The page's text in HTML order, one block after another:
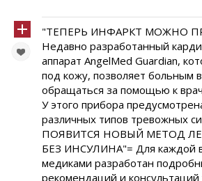
"ТЕПЕРЬ ИНФАРКТ МОЖНО
Недавно разработанный
аппарат AngelMed Guardian,
под кожу, позволяет больным
обращаться за помощью к
У этого прибора
различных типов тревожных
ПОЯВИТСЯ НОВЫЙ МЕТОД
БЕЗ ИНСУЛИНА"= Для каждой
медиками разработан
рекомендаций и консультаций